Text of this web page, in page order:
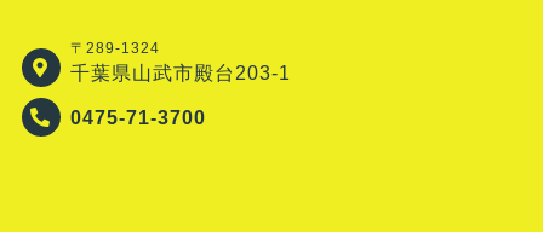
〒289-1324
千葉県山武市殿台203-1
0475-71-3700